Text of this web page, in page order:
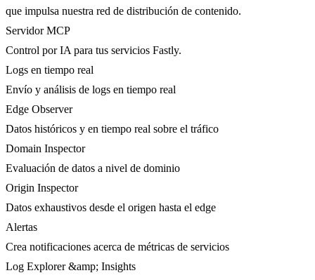
que impulsa nuestra red de distribución de contenido.
Servidor MCP
Control por IA para tus servicios Fastly.
Logs en tiempo real
Envío y análisis de logs en tiempo real
Edge Observer
Datos históricos y en tiempo real sobre el tráfico
Domain Inspector
Evaluación de datos a nivel de dominio
Origin Inspector
Datos exhaustivos desde el origen hasta el edge
Alertas
Crea notificaciones acerca de métricas de servicios
Log Explorer &amp; Insights